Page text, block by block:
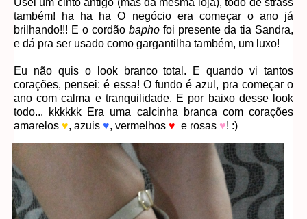
também! ha ha ha O negócio era começar o ano já
brilhando!!! E o cordão bapho foi presente da tia Sandra,
e dá pra ser usado como gargantilha também, um luxo!
Eu não quis o look branco total. E quando vi tantos
corações, pensei: é essa! O fundo é azul, pra começar o
ano com calma e tranquilidade. E por baixo desse look
todo... kkkkkk Era uma calcinha branca com corações
amarelos ♥, azuis ♥, vermelhos ♥ e rosas ♥! :)